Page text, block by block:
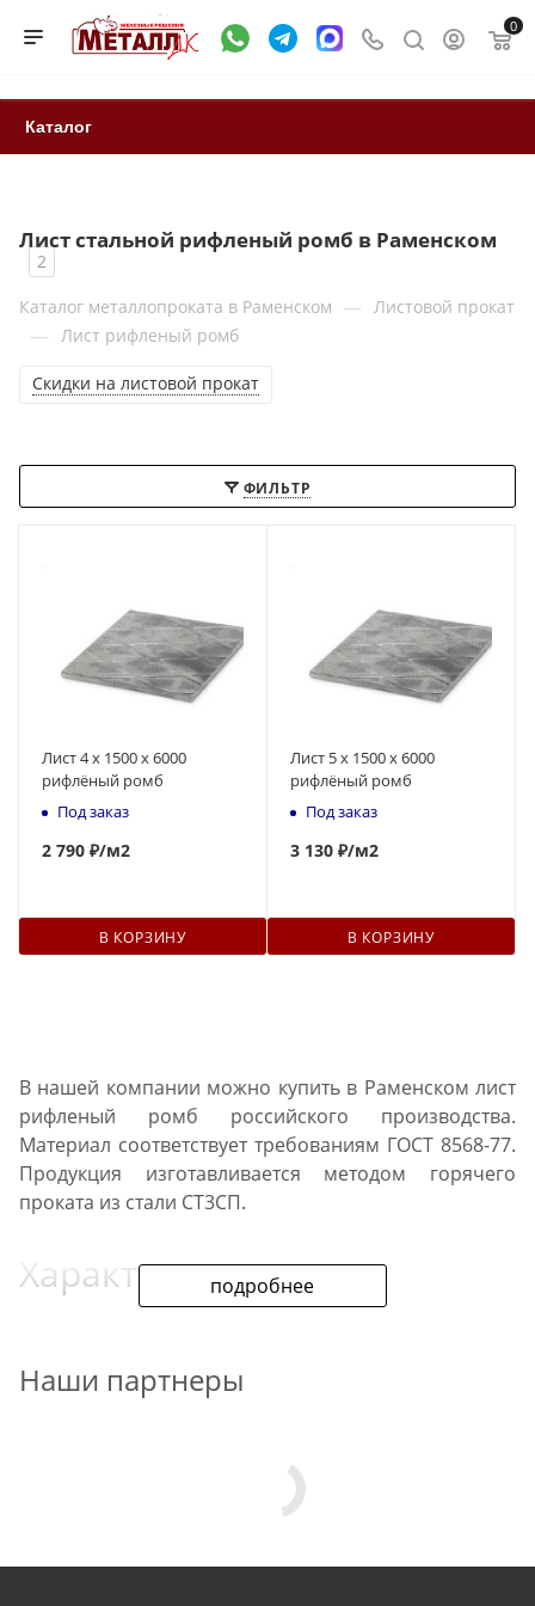
0
Каталог
Лист стальной рифленый ромб в Раменском
2
Каталог металлопроката в Раменском — Листовой прокат
— Лист рифленый ромб
Скидки на листовой прокат
ФИЛЬТР
Лист 4 х 1500 х 6000
рифлёный ромб
Под заказ
2 790 ₽/м2
В КОРЗИНУ
Лист 5 х 1500 х 6000
рифлёный ромб
Под заказ
3 130 ₽/м2
В КОРЗИНУ
подробнее
В нашей компании можно купить в Раменском лист
рифленый ромб российского производства.
Материал соответствует требованиям ГОСТ 8568-77.
Продукция изготавливается методом горячего
проката из стали СТ3СП.
Характеристики
монтаж листов. Химический состав металла
соответствуют ГОСТ 380. Качество стройматериала
Наши партнеры